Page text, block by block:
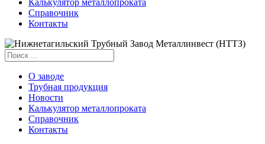
Калькулятор металлопроката
Справочник
Контакты
О заводе
Трубная продукция
Новости
Калькулятор металлопроката
Справочник
Контакты